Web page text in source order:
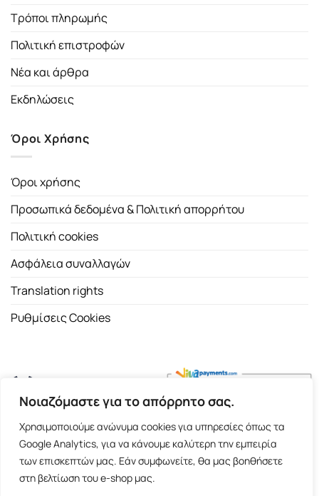
Νοιαζόμαστε για το απόρρητο σας.
Χρησιμοποιούμε ανώνυμα cookies για υπηρεσίες όπως τα
Google Analytics, για να κάνουμε καλύτερη την εμπειρία
των επισκεπτών μας. Εάν συμφωνείτε, θα μας βοηθήσετε
στη βελτίωση του e-shop μας.
Τρόποι πληρωμής
Πολιτική επιστροφών
Νέα και άρθρα
Εκδηλώσεις
Όροι Χρήσης
Όροι χρήσης
Προσωπικά δεδομένα & Πολιτική απορρήτου
Πολιτική cookies
Ασφάλεια συναλλαγών
Translation rights
Ρυθμίσεις Cookies
Copyright 2026 ©Εκδοτικός Οίκος Α.Α. Λιβάνη| All rights
reserved.
Σόλωνος 98, 10680 Αθήνα | Τ:2103661200- F: 2103617791
E-shop and Premium Managed Hosting by